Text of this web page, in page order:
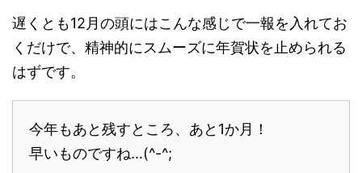
遅くとも12月の頭にはこんな感じで一報を入れてお
くだけで、精神的にスムーズに年賀状を止められる
はずです。
今年もあと残すところ、あと1か月！
早いものですね…(^-^;